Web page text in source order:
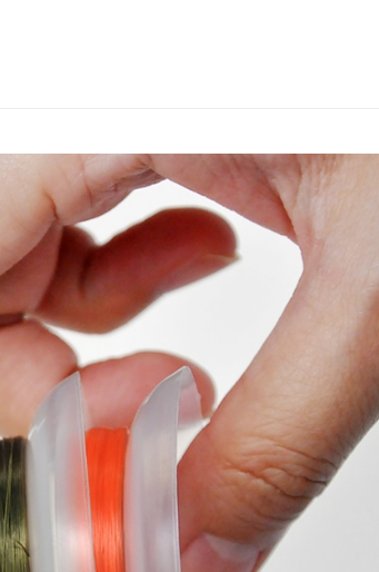
付款後7-11取貨
每筆NT$60，滿NT$1,900(含以上)免運費
宅配
每筆NT$130